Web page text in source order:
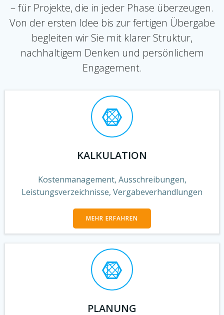
– für Projekte, die in jeder Phase überzeugen.
Von der ersten Idee bis zur fertigen Übergabe
begleiten wir Sie mit klarer Struktur,
nachhaltigem Denken und persönlichem
Engagement.
KALKULATION
Kostenmanagement, Ausschreibungen,
Leistungsverzeichnisse, Vergabeverhandlungen
MEHR ERFAHREN
PLANUNG